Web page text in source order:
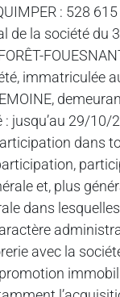
: 528
de la société du
immatriculée
: jusqu’au 29/
dans
et, plus
dans
avec la